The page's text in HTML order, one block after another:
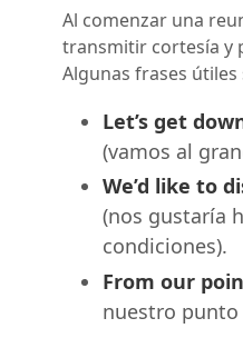
Al comenzar una
transmitir cortesía y
Algunas frases útiles
Let’s get
(vamos al
We’d like to
(nos gustaría
condiciones).
From our
nuestro punto